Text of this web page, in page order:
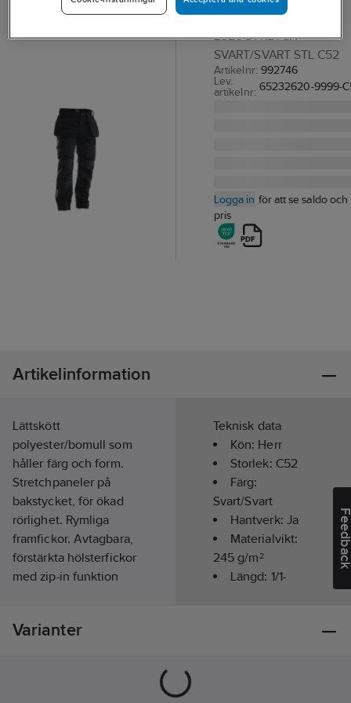
MIDJEBYXA JOBMAN
2326 STRETCH
SVART/SVART STL C52
Artikelnr: 992746
Lev.
artikelnr: 65232620-9999-
Logga in för att se saldo och
pris
Artikelinformation
Lättskött
polyester/bomull som
håller färg och form.
Stretchpaneler på
bakstycket, för ökad
rörlighet. Rymliga
framfickor. Avtagbara,
förstärkta hölsterfickor
med zip-in funktion
servicebyxa, med
Teknisk data
Kön: Herr
Storlek: C52
Färg:
Svart/Svart
Hantverk: Ja
Materialvikt:
245 g/m²
Längd: 1/1-
Varianter